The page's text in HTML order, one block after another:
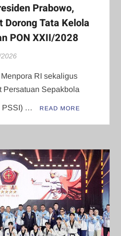
Prabowo,
Dorong Tata Kelola
PON XXII/2028
RI sekaligus
Persatuan Sepakbola
PSSI) … READ MORE